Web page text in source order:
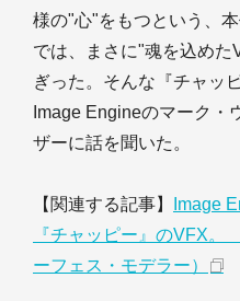
様の"心"をもつという、
では、まさに"魂を込めた
ぎった。そんな『チャッ
Image Engineのマーク・
ザーに話を聞いた。
【関連する記事】
Image
『チャッピー』のVFX
ーフェス・モデラー）